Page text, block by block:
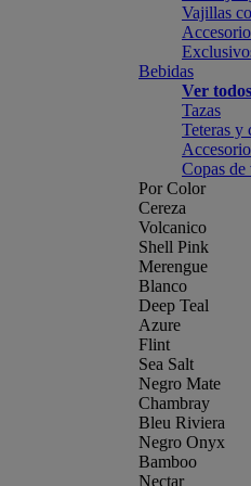
Vajillas
Bebidas
Ver
Tazas
Teteras y
Copas
Por Color
Cereza
Volcanico
Shell Pink
Merengue
Blanco
Deep Teal
Azure
Flint
Sea Salt
Negro Mate
Chambray
Bleu Riviera
Negro Onyx
Bamboo
Nectar